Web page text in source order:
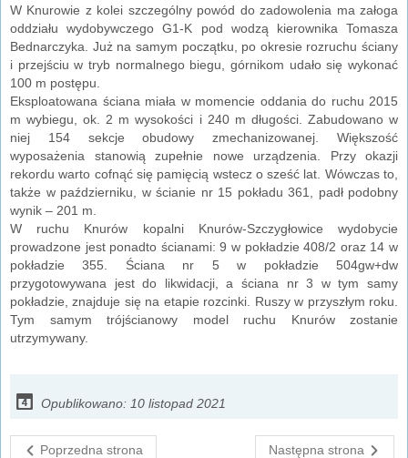
W Knurowie z kolei szczególny powód do zadowolenia ma załoga
oddziału wydobywczego G1-K pod wodzą kierownika Tomasza
Bednarczyka. Już na samym początku, po okresie rozruchu ściany
i przejściu w tryb normalnego biegu, górnikom udało się wykonać
100 m postępu.
Eksploatowana ściana miała w momencie oddania do ruchu 2015
m wybiegu, ok. 2 m wysokości i 240 m długości. Zabudowano w
niej 154 sekcje obudowy zmechanizowanej. Większość
wyposażenia stanowią zupełnie nowe urządzenia. Przy okazji
rekordu warto cofnąć się pamięcią wstecz o sześć lat. Wówczas to,
także w październiku, w ścianie nr 15 pokładu 361, padł podobny
wynik – 201 m.
W ruchu Knurów kopalni Knurów-Szczygłowice wydobycie
prowadzone jest ponadto ścianami: 9 w pokładzie 408/2 oraz 14 w
pokładzie 355. Ściana nr 5 w pokładzie 504gw+dw
przygotowywana jest do likwidacji, a ściana nr 3 w tym samy
pokładzie, znajduje się na etapie rozcinki. Ruszy w przyszłym roku.
Tym samym trójścianowy model ruchu Knurów zostanie
utrzymywany.
Opublikowano: 10 listopad 2021
Poprzedna strona Następna strona